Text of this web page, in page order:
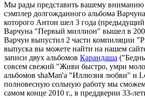
Мы рады представить вашему вниманию
сэмплер долгожданного альбома
которого Антон шел 3 года
Варчуна "Первый миллион" вышел в
Варчун выпустил 2 части компиляции
выпуска вы можете найти на нашем
записи двух альбомов Карандаша
совсем свежий "Живи быстро, умри
альбомов shaMan'а "Иллюзия любви" и
полновесную сольную работу мы
самом конце 2010 г., в преддверии 33-